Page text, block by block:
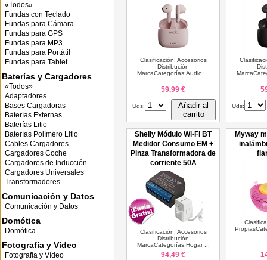
«Todos»
Fundas con Teclado
Fundas para Cámara
Fundas para GPS
Fundas para MP3
Fundas para Portátil
Fundas para Tablet
Baterías y Cargadores
«Todos»
Adaptadores
Bases Cargadoras
Baterías Externas
Baterías Litio
Baterías Polímero Litio
Cables Cargadores
Cargadores Coche
Cargadores de Inducción
Cargadores Universales
Transformadores
Comunicación y Datos
Comunicación y Datos
Domótica
Domótica
Fotografía y Vídeo
Fotografía y Vídeo
Clasificación: Accesorios
Distribución
MarcaCategorías:Audio ...
59,99 €
Uds:
Añadir al
carrito
Uds:
Shelly Módulo Wi-Fi BT
Medidor Consumo EM +
Pinza Transformadora de
corriente 50A
Clasificación: Accesorios
Distribución
MarcaCategorías:Hogar ...
94,49 €
Myway